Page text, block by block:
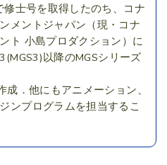
士号を取得したのち、コナ
メントジャパン（現・コナ
ト 小島プロダクション）に
以降のMGSシリーズ
．他にもアニメーション、
ンプログラムを担当するこ